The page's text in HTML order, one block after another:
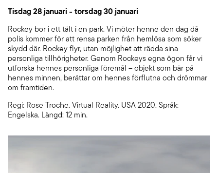
Tisdag 28 januari - torsdag 30 januari
Rockey bor i ett tält i en park. Vi möter henne den dag då
polis kommer för att rensa parken från hemlösa som söker
skydd där. Rockey flyr, utan möjlighet att rädda sina
personliga tillhörigheter. Genom Rockeys egna ögon får vi
utforska hennes personliga föremål – objekt som bär på
hennes minnen, berättar om hennes förflutna och drömmar
om framtiden.
Regi: Rose Troche. Virtual Reality. USA 2020. Språk:
Engelska. Längd: 12 min.